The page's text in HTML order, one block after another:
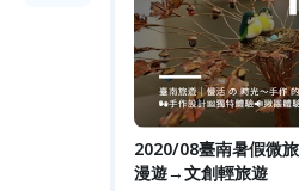
2020/08臺南暑假微
漫遊→文創輕旅遊